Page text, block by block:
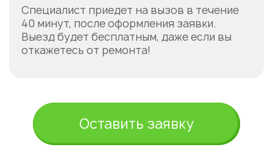
Специалист приедет на вызов в течение
40 минут, после оформления заявки.
Выезд будет бесплатным, даже если вы
откажетесь от ремонта!
Оставить заявку